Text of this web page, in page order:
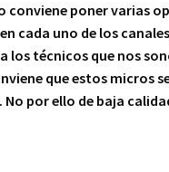
conviene poner varias
cada uno de los
los técnicos que nos
que estos micros
No por ello de baja